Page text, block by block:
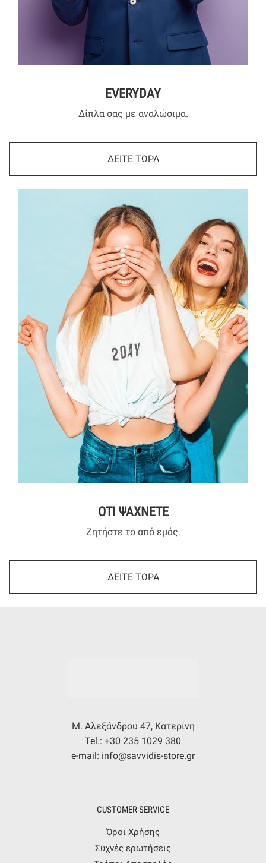
EVERYDAY
Δίπλα σας με αναλώσιμα.
ΔΕΙΤΕ ΤΩΡΑ
ΟΤΙ ΨΑΧΝΕΤΕ
Ζητήστε το από εμάς.
ΔΕΙΤΕ ΤΩΡΑ
Μ. Αλεξάνδρου 47, Κατερίνη
Tel.: +30 235 1029 380
e-mail: info@savvidis-store.gr
CUSTOMER SERVICE
Όροι Χρήσης
Συχνές ερωτήσεις